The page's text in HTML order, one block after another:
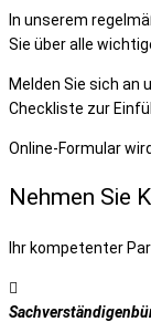
In unserem
Sie über alle
Melden Sie sich an
Checkliste zur
Online-Formular
Nehmen Sie
Ihr kompetenter